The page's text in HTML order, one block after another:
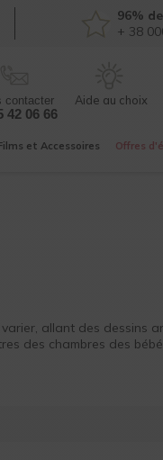
96%
+ 38
contacter
42 06 66
et Accessoires Offres
allant des dessins
des chambres des